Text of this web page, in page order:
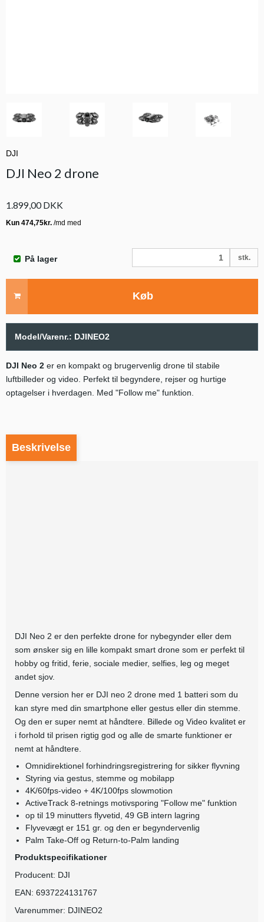
DJI
DJI Neo 2 drone
1.899,00 DKK
På lager stk.
Køb
Model/Varenr.: DJINEO2
DJI Neo 2 er en kompakt og brugervenlig drone til stabile
luftbilleder og video. Perfekt til begyndere, rejser og hurtige
optagelser i hverdagen. Med "Follow me" funktion.
Beskrivelse
DJI Neo 2 er den perfekte drone for nybegynder eller dem
som ønsker sig en lille kompakt smart drone som er perfekt til
hobby og fritid, ferie, sociale medier, selfies, leg og meget
andet sjov.
Denne version her er DJI neo 2 drone med 1 batteri som du
kan styre med din smartphone eller gestus eller din stemme.
Og den er super nemt at håndtere. Billede og Video kvalitet er
i forhold til prisen rigtig god og alle de smarte funktioner er
nemt at håndtere.
Omnidirektionel forhindringsregistrering for sikker flyvning
Styring via gestus, stemme og mobilapp
4K/60fps-video + 4K/100fps slowmotion
ActiveTrack 8-retnings motivsporing "Follow me" funktion
op til 19 minutters flyvetid, 49 GB intern lagring
Flyvevægt er 151 gr. og den er begyndervenlig
Palm Take-Off og Return-to-Palm landing
Produktspecifikationer
Producent: DJI
EAN: 6937224131767
Varenummer: DJINEO2